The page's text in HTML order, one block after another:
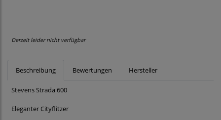
Derzeit leider nicht verfügbar
Beschreibung Bewertungen Hersteller
Stevens Strada 600
Eleganter Cityflitzer